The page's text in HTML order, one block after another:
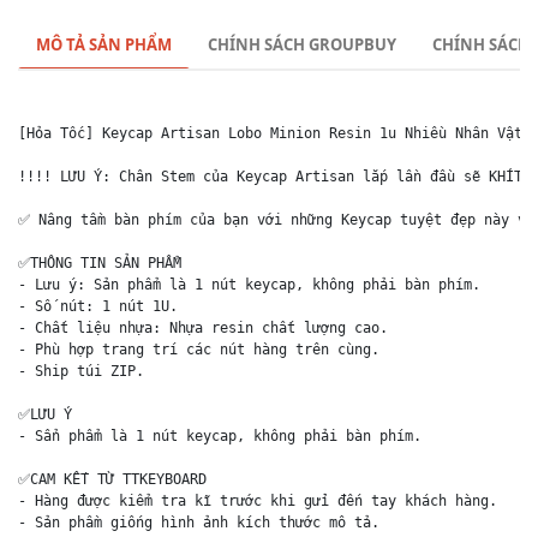
MÔ TẢ SẢN PHẨM CHÍNH SÁCH GROUPBUY CHÍNH SÁCH
[Hỏa Tốc] Keycap Artisan Lobo Minion Resin 1u Nhiều Nhân Vật
!!!! LƯU Ý: Chân Stem của Keycap Artisan lắp lần đầu sẽ KHÍT
✅ Nâng tầm bàn phím của bạn với những Keycap tuyệt đẹp này
✅THÔNG TIN SẢN PHẨM
- Lưu ý: Sản phẩm là 1 nút keycap, không phải bàn phím.
- Số nút: 1 nút 1U.
- Chất liệu nhựa: Nhựa resin chất lượng cao.
- Phù hợp trang trí các nút hàng trên cùng.
- Ship túi ZIP.
✅LƯU Ý
- Sẩn phẩm là 1 nút keycap, không phải bàn phím.
✅CAM KẾT TỪ TTKEYBOARD
- Hàng được kiểm tra kĩ trước khi gửi đến tay khách hàng.
- Sản phầm giống hình ảnh kích thước mô tả.